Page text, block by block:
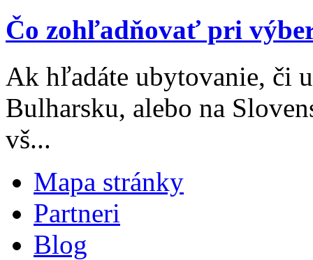
Čo zohľadňovať pri
Ak hľadáte ubytovanie, či
Bulharsku, alebo na
vš...
Mapa stránky
Partneri
Blog